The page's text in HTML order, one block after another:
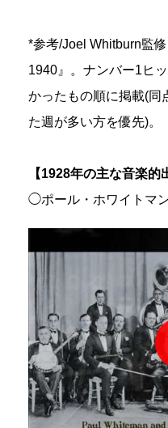
*参考/Joel Whitburn監
1940』。ナンバー1ヒ
かったもの順に掲載(同
た週が多い方を優先)。
【1928年の主な音楽的
◯ポール・ホワイトマ